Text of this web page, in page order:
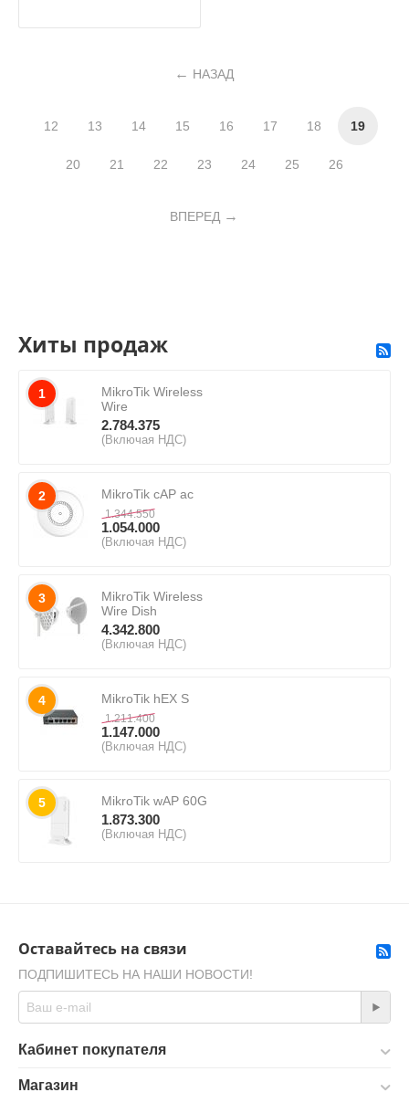
НАЗАД
12 13 14 15 16 17 18 19
20 21 22 23 24 25 26
ВПЕРЕД
Хиты продаж
1
MikroTik Wireless
Wire
2.784.375
(Включая НДС)
2 MikroTik cAP ac
1.344.550
1.054.000
(Включая НДС)
3
MikroTik Wireless
Wire Dish
4.342.800
(Включая НДС)
4 MikroTik hEX S
1.211.400
1.147.000
(Включая НДС)
5 MikroTik wAP 60G
1.873.300
(Включая НДС)
Оставайтесь на связи
ПОДПИШИТЕСЬ НА НАШИ НОВОСТИ!
Кабинет покупателя
Магазин